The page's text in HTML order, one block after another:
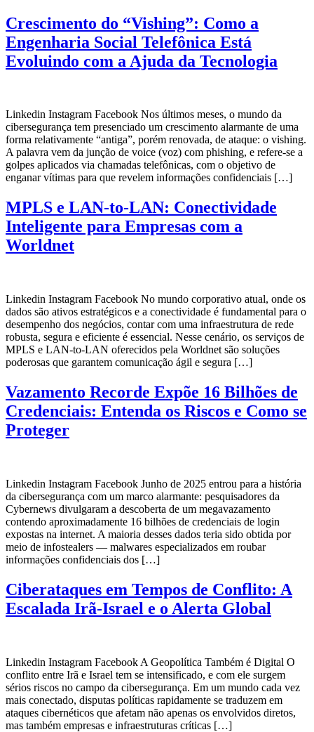
Crescimento do “Vishing”: Como a
Engenharia Social Telefônica Está
Evoluindo com a Ajuda da Tecnologia
Linkedin Instagram Facebook Nos últimos meses, o mundo da
cibersegurança tem presenciado um crescimento alarmante de uma
forma relativamente “antiga”, porém renovada, de ataque: o vishing.
A palavra vem da junção de voice (voz) com phishing, e refere-se a
golpes aplicados via chamadas telefônicas, com o objetivo de
enganar vítimas para que revelem informações confidenciais […]
MPLS e LAN-to-LAN: Conectividade
Inteligente para Empresas com a
Worldnet
Linkedin Instagram Facebook No mundo corporativo atual, onde os
dados são ativos estratégicos e a conectividade é fundamental para o
desempenho dos negócios, contar com uma infraestrutura de rede
robusta, segura e eficiente é essencial. Nesse cenário, os serviços de
MPLS e LAN-to-LAN oferecidos pela Worldnet são soluções
poderosas que garantem comunicação ágil e segura […]
Vazamento Recorde Expõe 16 Bilhões de
Credenciais: Entenda os Riscos e Como se
Proteger
Linkedin Instagram Facebook Junho de 2025 entrou para a história
da cibersegurança com um marco alarmante: pesquisadores da
Cybernews divulgaram a descoberta de um megavazamento
contendo aproximadamente 16 bilhões de credenciais de login
expostas na internet. A maioria desses dados teria sido obtida por
meio de infostealers — malwares especializados em roubar
informações confidenciais dos […]
Ciberataques em Tempos de Conflito: A
Escalada Irã-Israel e o Alerta Global
Linkedin Instagram Facebook A Geopolítica Também é Digital O
conflito entre Irã e Israel tem se intensificado, e com ele surgem
sérios riscos no campo da cibersegurança. Em um mundo cada vez
mais conectado, disputas políticas rapidamente se traduzem em
ataques cibernéticos que afetam não apenas os envolvidos diretos,
mas também empresas e infraestruturas críticas […]